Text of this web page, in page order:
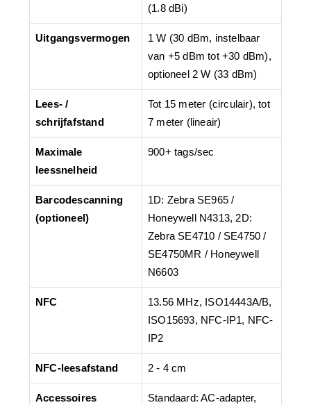
(1.8 dBi)
Uitgangsvermogen
1 W (30 dBm, instelbaar
van +5 dBm tot +30 dBm),
optioneel 2 W (33 dBm)
Lees- /
schrijfafstand
Tot 15 meter (circulair), tot
7 meter (lineair)
Maximale
leessnelheid
900+ tags/sec
Barcodescanning
(optioneel)
1D: Zebra SE965 /
Honeywell N4313, 2D:
Zebra SE4710 / SE4750 /
SE4750MR / Honeywell
N6603
NFC
13.56 MHz, ISO14443A/B,
ISO15693, NFC-IP1, NFC-
IP2
NFC-leesafstand 2 - 4 cm
Accessoires
Standaard: AC-adapter,